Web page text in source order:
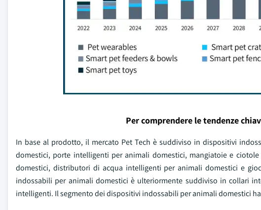
Per comprendere le tendenze
In base al prodotto, il mercato Pet Tech è suddiviso in dispositivi
domestici, porte intelligenti per animali domestici, mangiatoie e
domestici, distributori di acqua intelligenti per animali domestici e
indossabili per animali domestici è ulteriormente suddiviso in collari
intelligenti. Il segmento dei dispositivi indossabili per animali domestici